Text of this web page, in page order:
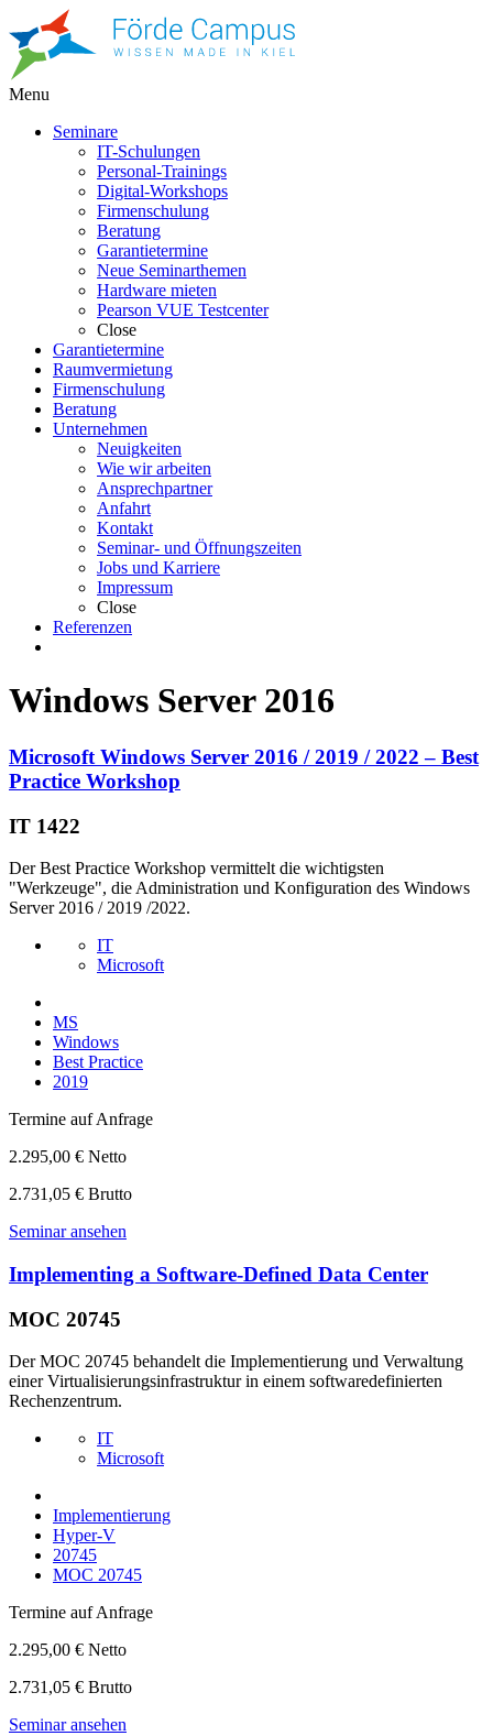
Menu
Seminare
IT-Schulungen
Personal-Trainings
Digital-Workshops
Firmenschulung
Beratung
Garantietermine
Neue Seminarthemen
Hardware mieten
Pearson VUE Testcenter
Close
Garantietermine
Raumvermietung
Firmenschulung
Beratung
Unternehmen
Neuigkeiten
Wie wir arbeiten
Ansprechpartner
Anfahrt
Kontakt
Seminar- und Öffnungszeiten
Jobs und Karriere
Impressum
Close
Referenzen
Windows Server 2016
Microsoft Windows Server 2016 / 2019 / 2022 – Best
Practice Workshop
IT 1422
Der Best Practice Workshop vermittelt die wichtigsten
"Werkzeuge", die Administration und Konfiguration des Windows
Server 2016 / 2019 /2022.
IT
Microsoft
MS
Windows
Best Practice
2019
Termine auf Anfrage
2.295,00 € Netto
2.731,05 € Brutto
Seminar ansehen
Implementing a Software-Defined Data Center
MOC 20745
Der MOC 20745 behandelt die Implementierung und Verwaltung
einer Virtualisierungsinfrastruktur in einem softwaredefinierten
Rechenzentrum.
IT
Microsoft
Implementierung
Hyper-V
20745
MOC 20745
Termine auf Anfrage
2.295,00 € Netto
2.731,05 € Brutto
Seminar ansehen